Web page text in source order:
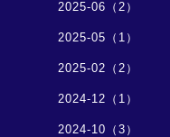
2025-06（2）
2025-05（1）
2025-02（2）
2024-12（1）
2024-10（3）